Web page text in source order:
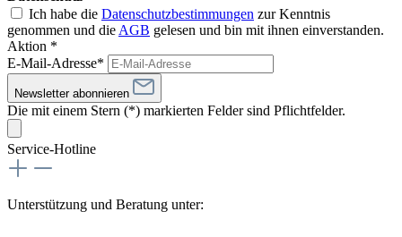
Ich habe die Datenschutzbestimmungen zur Kenntnis
genommen und die AGB gelesen und bin mit ihnen einverstanden.
Aktion *
E-Mail-Adresse*
Newsletter abonnieren
Die mit einem Stern (*) markierten Felder sind Pflichtfelder.
Service-Hotline
Unterstützung und Beratung unter: